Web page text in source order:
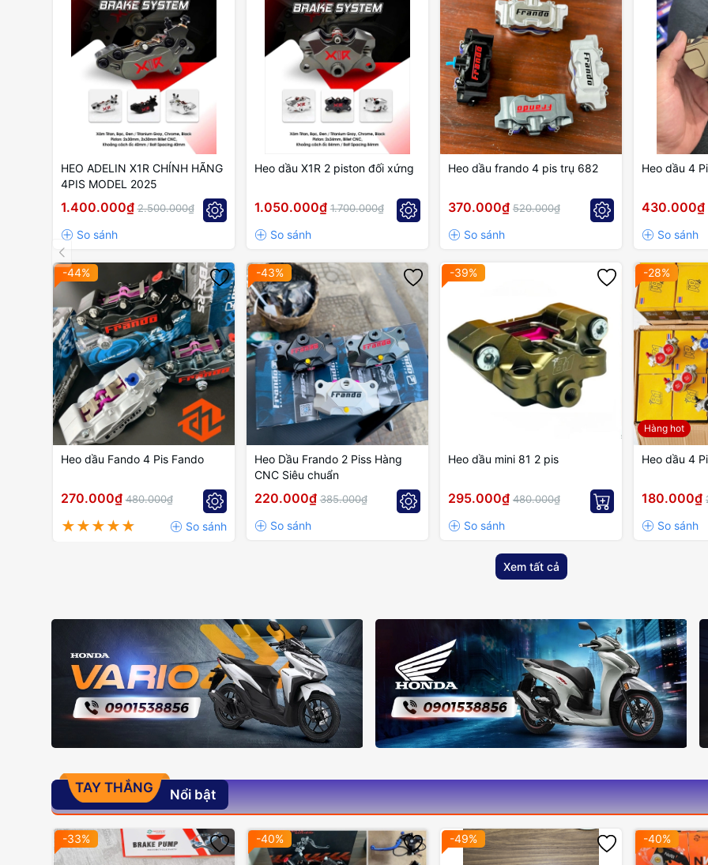
HEO ADELIN X1R CHÍNH HÃNG
4PIS MODEL 2025
1.400.000₫ 2.500.000₫
Heo dầu X1R 2 piston đối xứng
1.050.000₫ 1.700.000₫
Heo dầu frando 4 pis trụ 682
370.000₫ 520.000₫
Heo dầu 4
430.000₫
-44%
Heo dầu Fando 4 Pis Fando
270.000₫ 480.000₫
-43%
Heo Dầu Frando 2 Piss Hàng
CNC Siêu chuẩn
220.000₫ 385.000₫
-39%
Heo dầu mini 81 2 pis
295.000₫ 480.000₫
Hàng hot
-28%
Heo dầu 4
180.000₫
Xem tất cả
TAY THẮNG Nổi bật
-33% -40% -49% -40%